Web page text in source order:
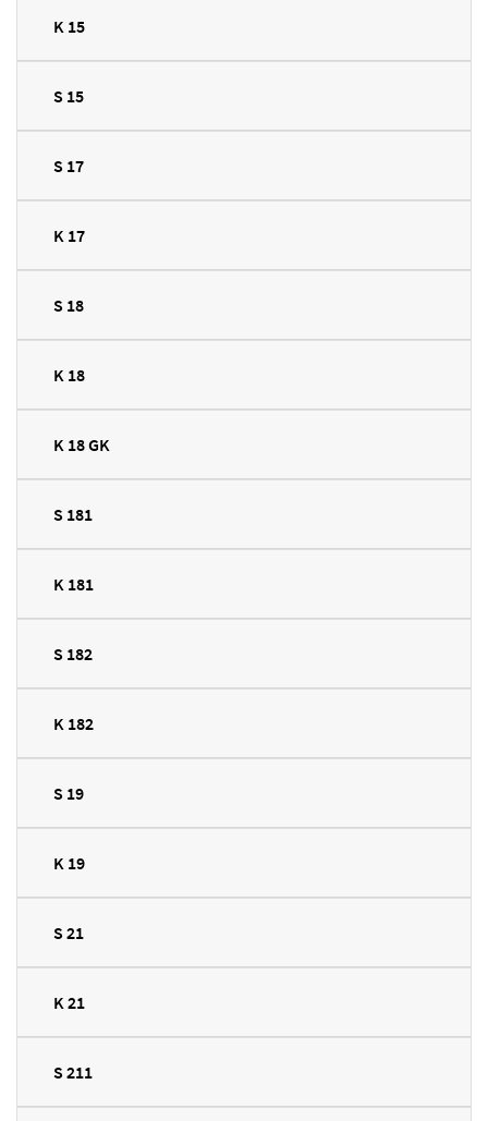
K 15
S 15
S 17
K 17
S 18
K 18
K 18 GK
S 181
K 181
S 182
K 182
S 19
K 19
S 21
K 21
S 211